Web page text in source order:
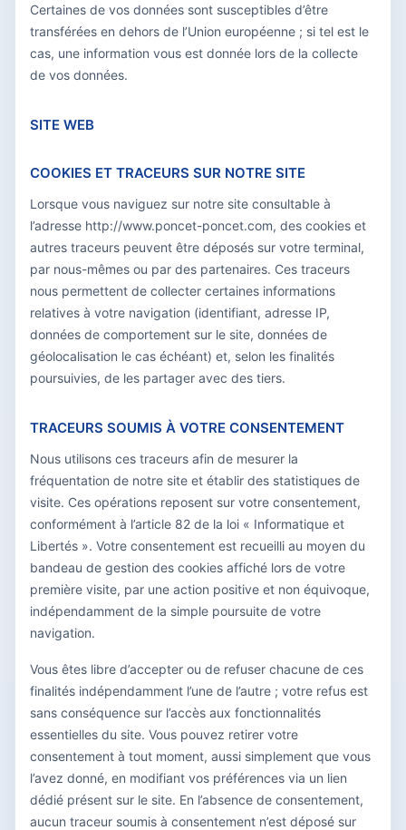
Certaines de vos données sont susceptibles d’être
transférées en dehors de l’Union européenne ; si tel est le
cas, une information vous est donnée lors de la collecte
de vos données.
SITE WEB
COOKIES ET TRACEURS SUR NOTRE SITE
Lorsque vous naviguez sur notre site consultable à
l’adresse http://www.poncet-poncet.com, des cookies et
autres traceurs peuvent être déposés sur votre terminal,
par nous-mêmes ou par des partenaires. Ces traceurs
nous permettent de collecter certaines informations
relatives à votre navigation (identifiant, adresse IP,
données de comportement sur le site, données de
géolocalisation le cas échéant) et, selon les finalités
poursuivies, de les partager avec des tiers.
TRACEURS SOUMIS À VOTRE CONSENTEMENT
Nous utilisons ces traceurs afin de mesurer la
fréquentation de notre site et établir des statistiques de
visite. Ces opérations reposent sur votre consentement,
conformément à l’article 82 de la loi « Informatique et
Libertés ». Votre consentement est recueilli au moyen du
bandeau de gestion des cookies affiché lors de votre
première visite, par une action positive et non équivoque,
indépendamment de la simple poursuite de votre
navigation.
Vous êtes libre d’accepter ou de refuser chacune de ces
finalités indépendamment l’une de l’autre ; votre refus est
sans conséquence sur l’accès aux fonctionnalités
essentielles du site. Vous pouvez retirer votre
consentement à tout moment, aussi simplement que vous
l’avez donné, en modifiant vos préférences via un lien
dédié présent sur le site. En l’absence de consentement,
aucun traceur soumis à consentement n’est déposé sur